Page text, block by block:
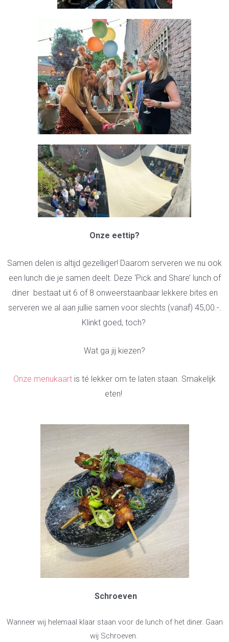
Onze eettip?
Samen delen is altijd gezelliger! Daarom serveren we nu ook
een lunch die je samen deelt. Deze ‘Pick and Share’ lunch of
diner bestaat uit 6 of 8 onweerstaanbaar lekkere bites en
serveren we al aan jullie samen voor slechts (vanaf) 45,00.-.
Klinkt goed, toch?
Wat ga jij kiezen?
Onze menukaart is té lekker om te laten staan. Smakelijk
eten!
Schroeven
Wanneer wij helemaal klaar staan voor de lunch of het diner. Gaan
wij Schroeven.